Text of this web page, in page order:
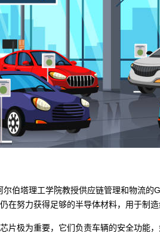
伯塔理工学院教授供应链管理和物流
在努力获得足够的半导体材料，用于制造
片极为重要，它们负责车辆的安全功能